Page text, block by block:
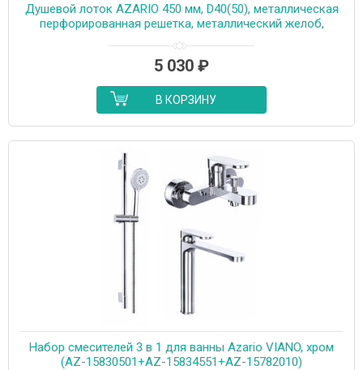
Душевой лоток AZARIO 450 мм, D40(50), металлическая
перфорированная решетка, металлический желоб,
5 030 ₽
В КОРЗИНУ
Набор смесителей 3 в 1 для ванны Azario VIANO, хром
(AZ-15830501+AZ-15834551+AZ-15782010)